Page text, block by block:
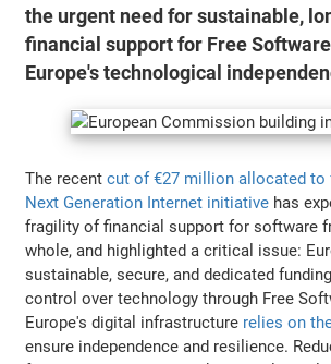
the urgent need for sustainable,
financial support for Free
Europe's technological
The recentcut of €27 million allocated to
Next Generation Internet initiative has
fragility of financial support for software
whole, and highlighted a critical issue:
sustainable, secure, and dedicated
control over technology through Free
Europe's digital infrastructure relies on
ensure independence and resilience.